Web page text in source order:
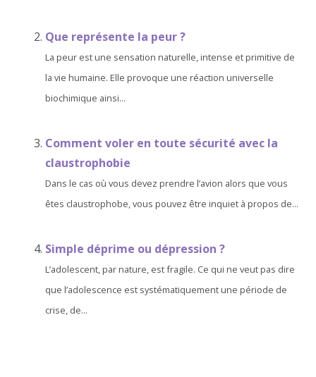
Que représente la peur ?
La peur est une sensation naturelle, intense et primitive de
la vie humaine. Elle provoque une réaction universelle
biochimique ainsi...
Comment voler en toute sécurité avec la
claustrophobie
Dans le cas où vous devez prendre l’avion alors que vous
êtes claustrophobe, vous pouvez être inquiet à propos de...
Simple déprime ou dépression ?
L’adolescent, par nature, est fragile. Ce qui ne veut pas dire
que l’adolescence est systématiquement une période de
crise, de...